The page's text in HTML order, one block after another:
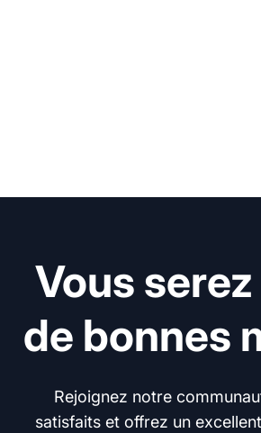
Vous
de bonnes
Rejoignez notre
satisfaits et offrez un